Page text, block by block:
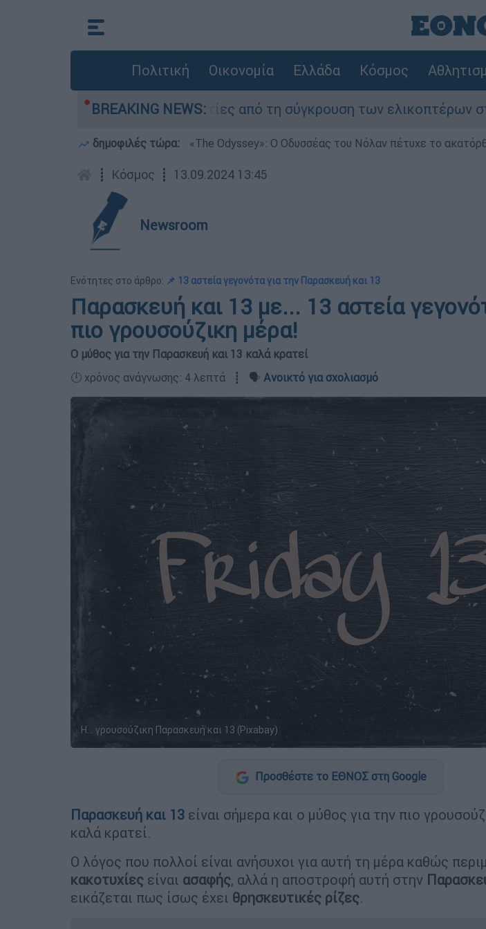
Πολιτική Οικονομία Ελλάδα Κόσμος
BREAKING NEWS:
οι δύο τραυματίες από τη σύγκρουση των ελικοπτέρων στη Ψάθα
δημοφιλές τώρα: «Τhe Odyssey»: Ο Οδυσσέας του Νόλαν πέτυχε το
┋ Κόσμος ┋ 13.09.2024 13:45
Newsroom
Ενότητες στο άρθρο: 📌 13 αστεία γεγονότα για την Παρασκευή και 13
Παρασκευή και 13 με... 13 αστεία
πιο γρουσούζικη μέρα!
Ο μύθος για την Παρασκευή και 13 καλά κρατεί
🕛 χρόνος ανάγνωσης: 4 λεπτά ┋ 🗣️ Ανοικτό για σχολιασμό
Η... γρουσούζικη Παρασκευή και 13 (Pixabay)
Προσθέστε το ΕΘΝΟΣ στη Google
Παρασκευή και 13 είναι σήμερα και ο μύθος για την πιο
καλά κρατεί.
Ο λόγος που πολλοί είναι ανήσυχοι για αυτή τη μέρα καθώς
κακοτυχίες είναι ασαφής, αλλά η αποστροφή αυτή στην
εικάζεται πως ίσως έχει θρησκευτικές ρίζες.